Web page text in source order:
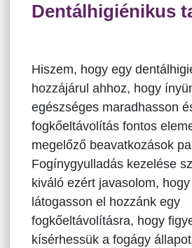
Dentálhigiénikus
Hiszem, hogy egy
hozzájárul ahhoz, hogy
egészséges maradhasson
fogkőeltávolítás fontos
megelőző beavatkozások
Fogínygyulladás kezelése
kiváló ezért javasolom,
látogasson el hozzánk egy
fogkőeltávolításra, hogy
kísérhessük a fogágy